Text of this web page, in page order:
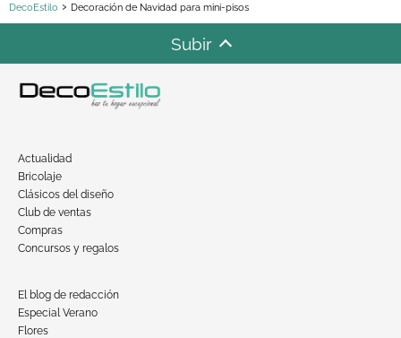
DecoEstilo Decoración de Navidad para mini-pisos
Subir
Actualidad
Bricolaje
Clásicos del diseño
Club de ventas
Compras
Concursos y regalos
El blog de redacción
Especial Verano
Flores